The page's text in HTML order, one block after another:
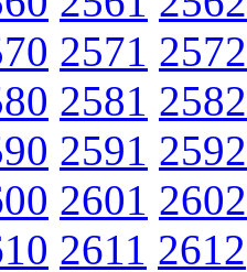
2571 2572
2581 2582
2591 2592
2601 2602
2611 2612